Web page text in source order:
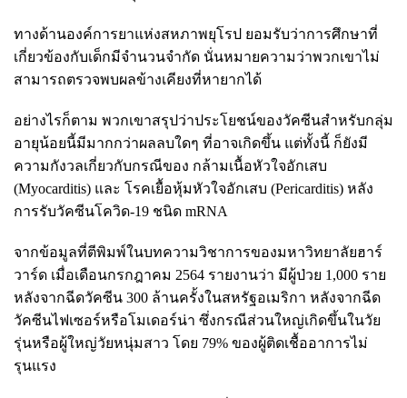
ทางด้านองค์การยาแห่งสหภาพยุโรป ยอมรับว่าการศึกษาที่
เกี่ยวข้องกับเด็กมีจำนวนจำกัด นั่นหมายความว่าพวกเขาไม่
สามารถตรวจพบผลข้างเคียงที่หายากได้
อย่างไรก็ตาม พวกเขาสรุปว่าประโยชน์ของวัคซีนสำหรับกลุ่ม
อายุน้อยนี้มีมากกว่าผลลบใดๆ ที่อาจเกิดขึ้น แต่ทั้งนี้ ก็ยังมี
ความกังวลเกี่ยวกับกรณีของ กล้ามเนื้อหัวใจอักเสบ
(Myocarditis) และ โรคเยื้อหุ้มหัวใจอักเสบ (Pericarditis) หลัง
การรับวัคซีนโควิด-19 ชนิด mRNA
จากข้อมูลที่ตีพิมพ์ในบทความวิชาการของมหาวิทยาลัยฮาร์
วาร์ด เมื่อเดือนกรกฎาคม 2564 รายงานว่า มีผู้ป่วย 1,000 ราย
หลังจากฉีดวัคซีน 300 ล้านครั้งในสหรัฐอเมริกา หลังจากฉีด
วัคซีนไฟเซอร์หรือโมเดอร์น่า ซึ่งกรณีส่วนใหญ่เกิดขึ้นในวัย
รุ่นหรือผู้ใหญ่วัยหนุ่มสาว โดย 79% ของผู้ติดเชื้ออาการไม่
รุนแรง